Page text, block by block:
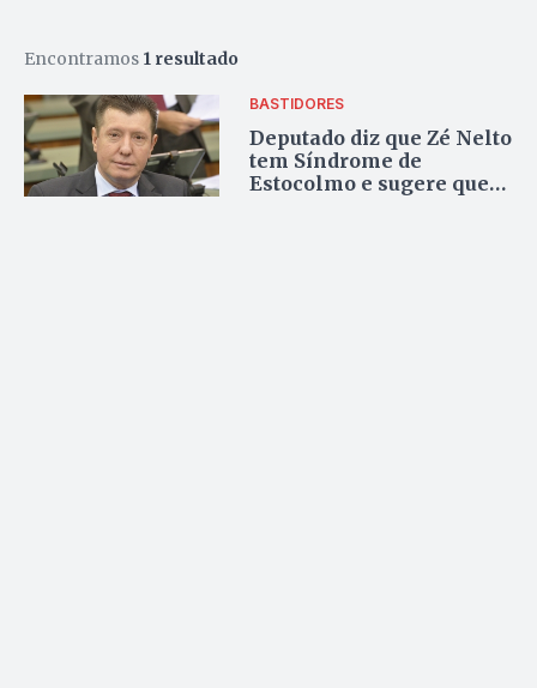
Encontramos 1 resultado
BASTIDORES
Deputado diz que Zé Nelto
tem Síndrome de
Estocolmo e sugere que